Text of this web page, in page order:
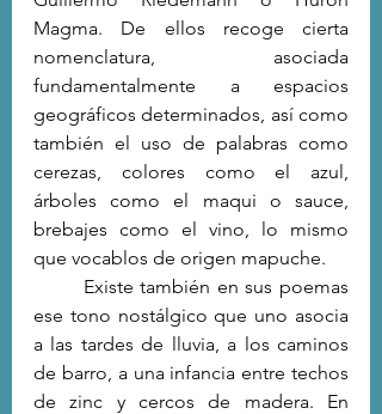
Magma. De ellos recoge cierta
nomenclatura, asociada
fundamentalmente a espacios
geográficos determinados, así como
también el uso de palabras como
cerezas, colores como el azul,
árboles como el maqui o sauce,
brebajes como el vino, lo mismo
que vocablos de origen mapuche.
ese tono nostálgico que uno asocia
a las tardes de lluvia, a los caminos
de barro, a una infancia entre techos
de zinc y cercos de madera. En